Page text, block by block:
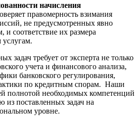
начисления
правомерность взимания
не предусмотренных явно
и соответствие их размера
задач требует от эксперта не только
учета и финансового анализа,
банковского регулирования,
по кредитным спорам. Наши
полнотой необходимых компетенций
поставленных задач на
уровне.